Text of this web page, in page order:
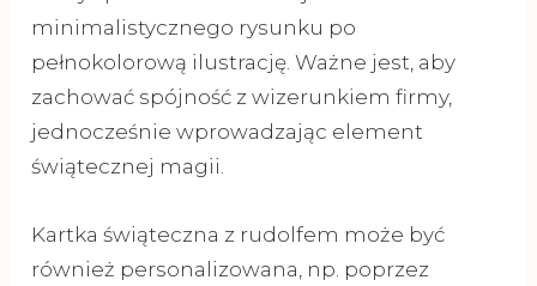
minimalistycznego rysunku po
pełnokolorową ilustrację. Ważne jest, aby
zachować spójność z wizerunkiem firmy,
jednocześnie wprowadzając element
świątecznej magii.
Kartka świąteczna z rudolfem może być
również personalizowana, np. poprzez